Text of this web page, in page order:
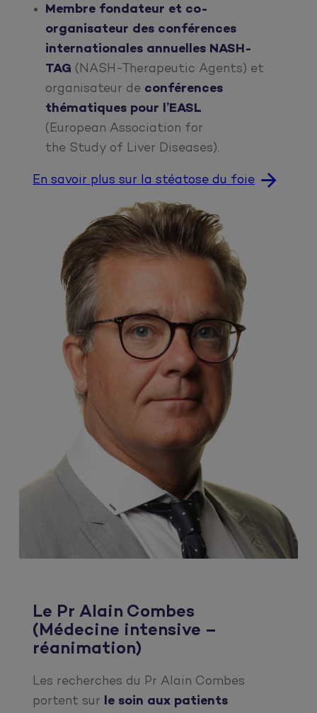
Membre fondateur et co-
organisateur des conférences
internationales annuelles NASH-
TAG (NASH-Therapeutic Agents) et
organisateur de conférences
thématiques pour l’EASL
(European Association for
the Study of Liver Diseases).
En savoir plus sur la stéatose du foie
Le Pr Alain Combes
(Médecine intensive –
réanimation)
Les recherches du Pr Alain Combes
portent sur le soin aux patients